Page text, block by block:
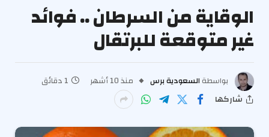
الوقاية من السرطان .. فوائد
غير متوقعة للبرتقال
بواسطة السعودية برس منذ 10 أشهر
1 دقائق
شاركها